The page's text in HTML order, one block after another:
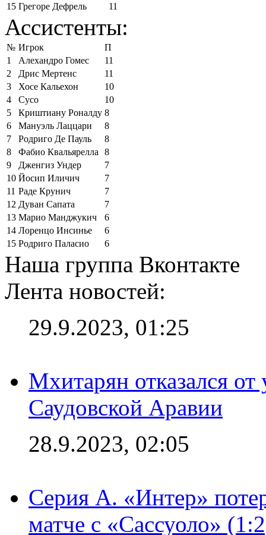
15 Грегоре Дефрель 11
Ассистенты:
№ Игрок
П
1
Алехандро Гомес
11
2
Дрис Мертенс
11
3
Хосе Кальехон
10
4
Сусо
10
5
Криштиану Роналду 8
6
Мануэль Лаццари
8
7
Родриго Де Пауль
8
8
Фабио Квальярелла
8
9
Дженгиз Ундер
7
10 Йосип Иличич
7
11 Раде Крунич
7
12 Дуван Сапата
7
13 Марио Манджукич
6
14 Лоренцо Инсинье
6
15 Родриго Паласио 6
Наша группа Вконтакте
Лента новостей:
29.9.2023, 01:25
Мхитарян отказался от
Саудовской Аравии
28.9.2023, 02:05
Серия А. «Интер»
матче с «Сассуоло»